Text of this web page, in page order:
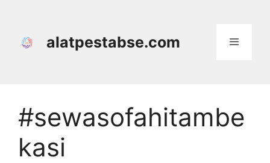
alatpestabse.com
#sewasofahitambe
kasi